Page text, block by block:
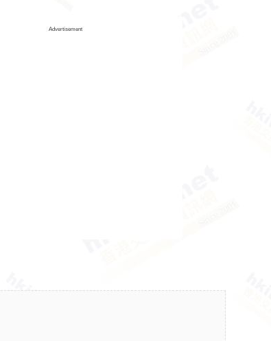
Advertisement